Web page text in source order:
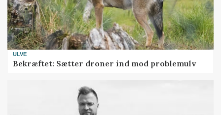
ULVE
Bekræftet: Sætter droner ind mod problemulv